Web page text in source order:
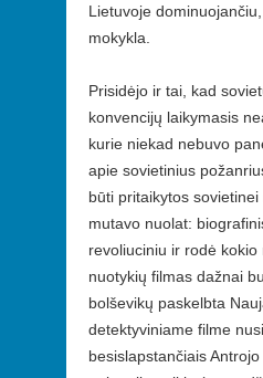
Lietuvoje
mokykla.
Prisidėjo ir tai, kad
konvencijų laikymasis
kurie niekad nebuvo
apie sovietinius
būti pritaikytos
mutavo nuolat:
revoliuciniu ir rodė
nuotykių filmas dažnai
bolševikų paskelbta
detektyviniame filme
besislapstančiais